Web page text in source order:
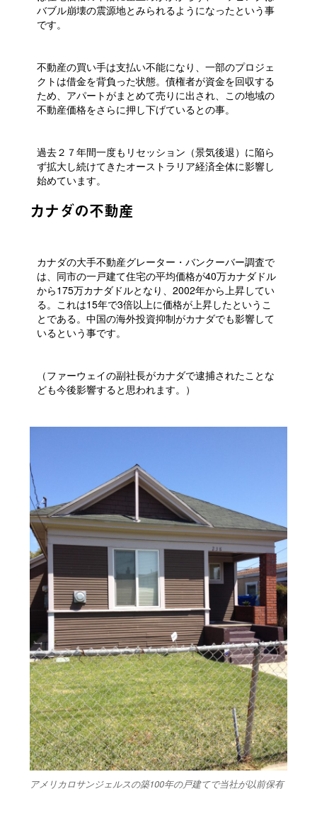
バブル崩壊の震源地とみられるようになったという事
です。
不動産の買い手は支払い不能になり、一部のプロジェ
クトは借金を背負った状態。債権者が資金を回収する
ため、アパートがまとめて売りに出され、この地域の
不動産価格をさらに押し下げているとの事。
過去２７年間一度もリセッション（景気後退）に陥ら
ず拡大し続けてきたオーストラリア経済全体に影響し
始めています。
カナダの不動産
カナダの大手不動産グレーター・バンクーバー調査で
は、同市の一戸建て住宅の平均価格が40万カナダドル
から175万カナダドルとなり、2002年から上昇してい
る。これは15年で3倍以上に価格が上昇したというこ
とである。中国の海外投資抑制がカナダでも影響して
いるという事です。
（ファーウェイの副社長がカナダで逮捕されたことな
ども今後影響すると思われます。）
アメリカロサンジェルスの築100年の戸建てで当社が以前保有